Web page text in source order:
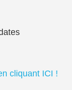
cliquant ICI !